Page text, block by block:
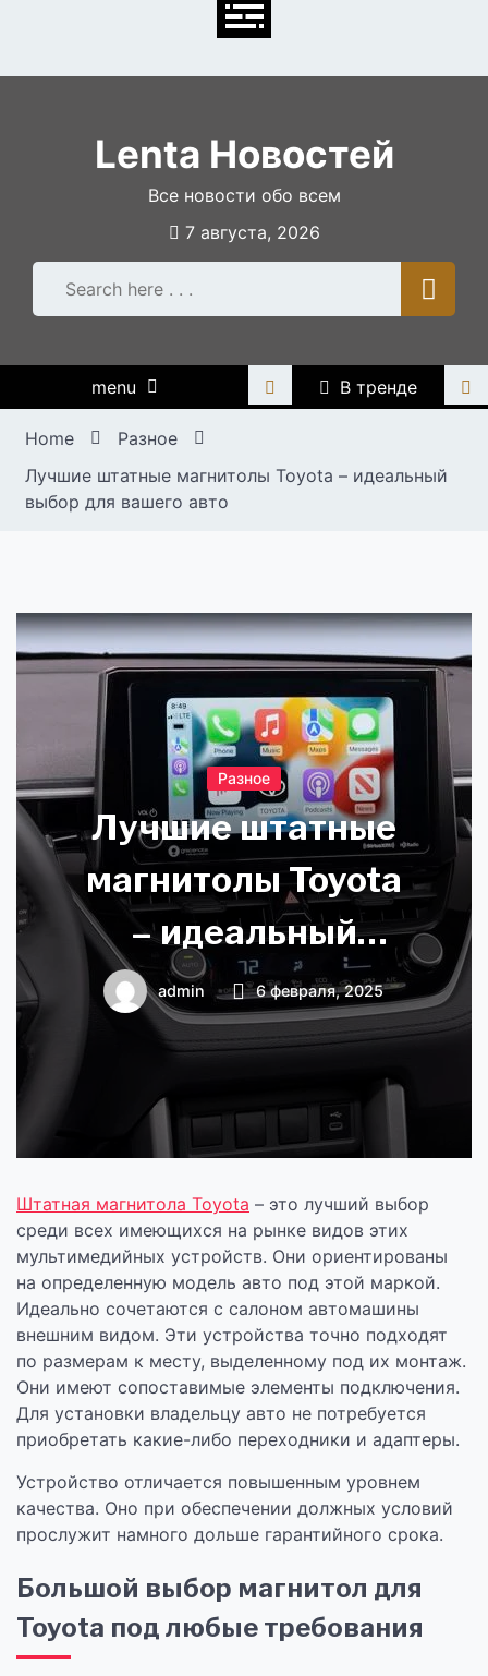
Lenta Новостей
Все новости обо всем
7 августа, 2026
menu В тренде
Home
Разное
Лучшие штатные магнитолы Toyota – идеальный
выбор для вашего авто
Разное
Лучшие штатные
магнитолы Toyota
– идеальный
выбор для вашего
авто
admin 6 февраля, 2025
Штатная магнитола Toyota – это лучший выбор
среди всех имеющихся на рынке видов этих
мультимедийных устройств. Они ориентированы
на определенную модель авто под этой маркой.
Идеально сочетаются с салоном автомашины
внешним видом. Эти устройства точно подходят
по размерам к месту, выделенному под их монтаж.
Они имеют сопоставимые элементы подключения.
Для установки владельцу авто не потребуется
приобретать какие-либо переходники и адаптеры.
Устройство отличается повышенным уровнем
качества. Оно при обеспечении должных условий
прослужит намного дольше гарантийного срока.
Большой выбор магнитол для
Toyota под любые требования